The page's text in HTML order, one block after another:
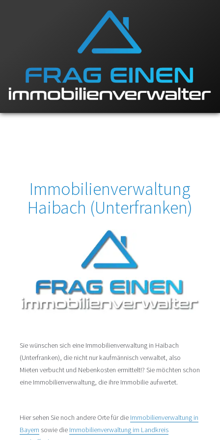
Immobilienverwaltung
Haibach (Unterfranken)
Sie wünschen sich eine Immobilienverwaltung in Haibach
(Unterfranken), die nicht nur kaufmännisch verwaltet, also
Mieten verbucht und Nebenkosten ermittelt!? Sie möchten schon
eine Immobilienverwaltung, die ihre Immobilie aufwertet.
Hier sehen Sie noch andere Orte für die Immobilienverwaltung in
Bayern sowie die Immobilienverwaltung im Landkreis